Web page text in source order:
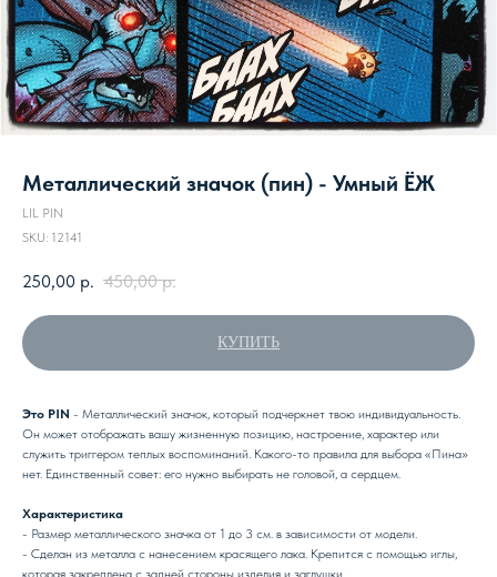
Металлический значок (пин) - Умный ЁЖ
LIL PIN
SKU: 12141
250,00 р. 450,00 р.
КУПИТЬ
Это PIN - Металлический значок, который подчеркнет твою индивидуальность.
Он может отображать вашу жизненную позицию, настроение, характер или
служить триггером теплых воспоминаний. Какого-то правила для выбора «Пина»
нет. Единственный совет: его нужно выбирать не головой, а сердцем.
Характеристика
- Размер металлического значка от 1 до 3 см. в зависимости от модели.
- Сделан из металла с нанесением красящего лака. Крепится с помощью иглы,
которая закреплена с задней стороны изделия и заглушки.